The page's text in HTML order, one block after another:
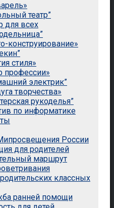
театр”
для всех
конструирование»
стиля»
электрик”
творчества»
рукоделья”
по информатике
России
для родителей
маршрут
классных
ранней помощи